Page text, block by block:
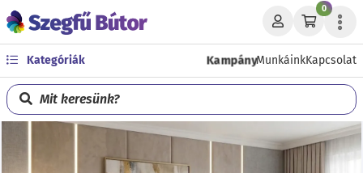
0
Kategóriák KampányMunkáinkKapcsolat
Mit keresünk?